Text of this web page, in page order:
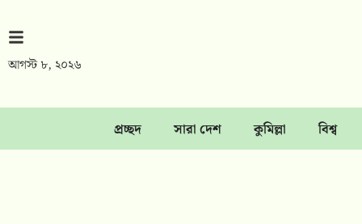
আগস্ট ৮, ২০২৬
প্রচ্ছদ সারা দেশ কুমিল্লা বিশ্ব